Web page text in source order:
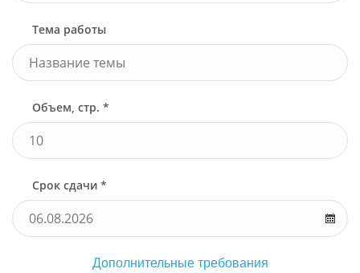
Тема работы
Объем, стр. *
Срок сдачи *
Дополнительные требования